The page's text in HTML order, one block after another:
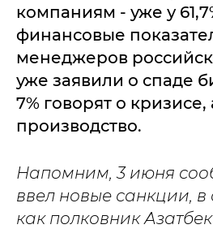
компаниям - уже у
финансовые
менеджеров
уже заявили о спаде
7% говорят о кризисе,
производство.
Напомним, 3 июня
ввел новые санкции,
как полковник